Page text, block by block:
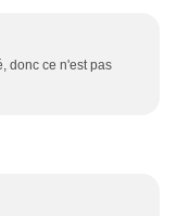
donc ce n'est pas